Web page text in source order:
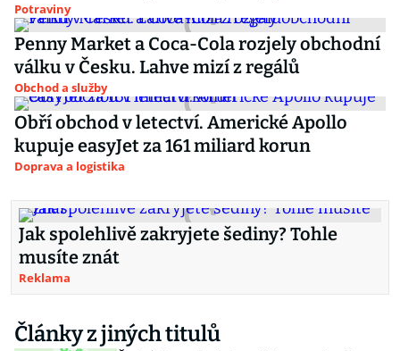
Potraviny
Penny Market a Coca-Cola rozjely obchodní
válku v Česku. Lahve mizí z regálů
Obchod a služby
Obří obchod v letectví. Americké Apollo
kupuje easyJet za 161 miliard korun
Doprava a logistika
Jak spolehlivě zakryjete šediny? Tohle
musíte znát
Reklama
Články z jiných titulů